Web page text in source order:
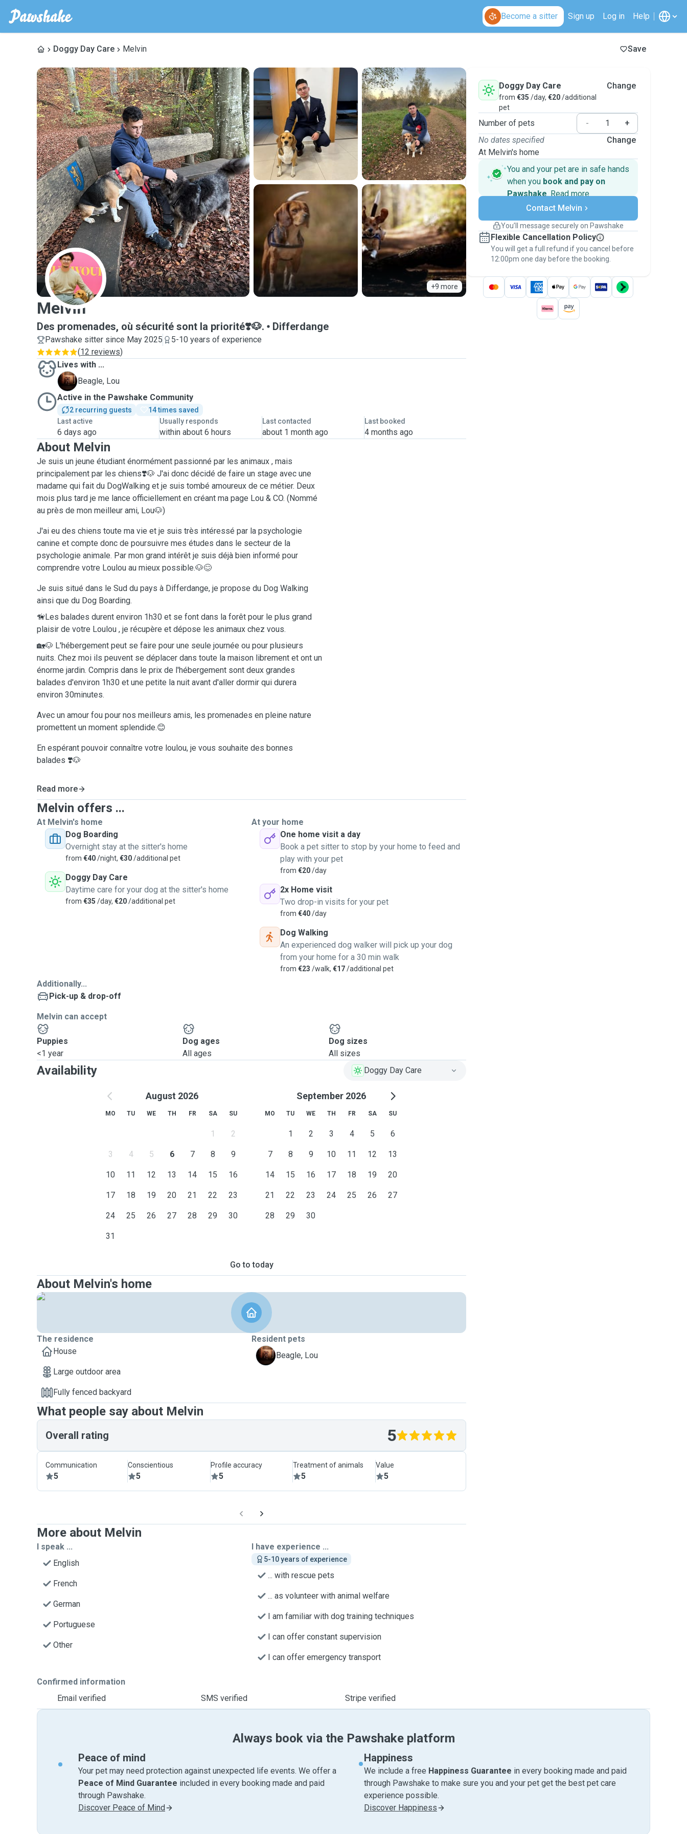
Become a sitter Sign up Log in Help
Doggy Day Care Melvin Save
+9 more
M
Melvin
Des promenades, où sécurité sont la priorité❣️🐶. Differdange
Pawshake sitter since May 2025
5-10 years of experience
(12 reviews)
Lives with ...
L
Beagle, Lou
Active in the Pawshake Community
2 recurring guests
14 times saved
Last active
6 days ago
Usually responds
within about 6 hours
Last contacted
about 1 month ago
Last booked
4 months ago
About Melvin
Je suis un jeune étudiant énormément passionné par les animaux , mais
principalement par les chiens❣️🐶 J'ai donc décidé de faire un stage avec une
madame qui fait du DogWalking et je suis tombé amoureux de ce métier. Deux
mois plus tard je me lance officiellement en créant ma page Lou & CO. (Nommé
au près de mon meilleur ami, Lou🐶)
J'ai eu des chiens toute ma vie et je suis très intéressé par la psychologie
canine et compte donc de poursuivre mes études dans le secteur de la
psychologie animale. Par mon grand intérêt je suis déjà bien informé pour
comprendre votre Loulou au mieux possible.🐶😊
Je suis situé dans le Sud du pays à Differdange, je propose du Dog Walking
ainsi que du Dog Boarding.
🦮Les balades durent environ 1h30 et se font dans la forêt pour le plus grand
plaisir de votre Loulou , je récupère et dépose les animaux chez vous.
🏡🐶 L'hébergement peut se faire pour une seule journée ou pour plusieurs
nuits. Chez moi ils peuvent se déplacer dans toute la maison librement et ont un
énorme jardin. Compris dans le prix de l'hébergement sont deux grandes
balades d'environ 1h30 et une petite la nuit avant d'aller dormir qui durera
environ 30minutes.
Avec un amour fou pour nos meilleurs amis, les promenades en pleine nature
promettent un moment splendide.😊
En espérant pouvoir connaître votre loulou, je vous souhaite des bonnes
balades ❣️🐶
Read more
Melvin offers ...
At Melvin's home
Dog Boarding
Overnight stay at the sitter's home
from €40/night, €30/additional pet
Doggy Day Care
Daytime care for your dog at the sitter's home
from €35 /day, €20/additional pet
At your home
One home visit a day
Book a pet sitter to stop by your home to feed and
play with your pet
from €20/day
2x Home visit
Two drop-in visits for your pet
from €40/day
Dog Walking
An experienced dog walker will pick up your dog
from your home for a 30 min walk
from €23 /walk, €17/additional pet
Additionally...
Pick-up & drop-off
Melvin can accept
Puppies
<1 year
Dog ages
All ages
Dog sizes
All sizes
Availability Doggy Day Care
August 2026
MO TU WE TH FR SA SU
1 2
3 4 5 6 7 8 9
10 11 12 13 14 15 16
17 18 19 20 21 22 23
24 25 26 27 28 29 30
31
September 2026
MO TU WE TH FR SA SU
1 2 3 4 5 6
7 8 9 10 11 12 13
14 15 16 17 18 19 20
21 22 23 24 25 26 27
28 29 30
Go to today
About Melvin's home
The residence
House
Large outdoor area
Fully fenced backyard
Resident pets
L
Beagle, Lou
What people say about Melvin
Overall rating 5
Communication
5
Conscientious
5
Profile accuracy
5
Treatment of animals
5
Value
5
More about Melvin
I speak ...
English
French
German
Portuguese
Other
I have experience ...
5-10 years of experience
... with rescue pets
... as volunteer with animal welfare
I am familiar with dog training techniques
I can offer constant supervision
I can offer emergency transport
Confirmed information
Email verified
SMS verified Stripe verified
Doggy Day Care
from €35 /day, €20/additional
pet
Change
Number of pets -
+
No dates specified
At Melvin's home
Change
You and your pet are in safe hands
when you book and pay on
Pawshake. Read more
Secure payments
Support if plans change
Keep everything on Pawshake - from first
message, to payment - to stay covered by
thePawshake Guarantee.
Contact Melvin
You’ll message securely on Pawshake
Flexible Cancellation Policy
You will get a full refund if you cancel before
12:00pm one day before the booking.
Always book via the Pawshake platform
Peace of mind
Your pet may need protection against unexpected life events. We offer a
Peace of Mind Guarantee included in every booking made and paid
through Pawshake.
Discover Peace of Mind
Happiness
We include a free Happiness Guarantee in every booking made and paid
through Pawshake to make sure you and your pet get the best pet care
experience possible.
Discover Happiness